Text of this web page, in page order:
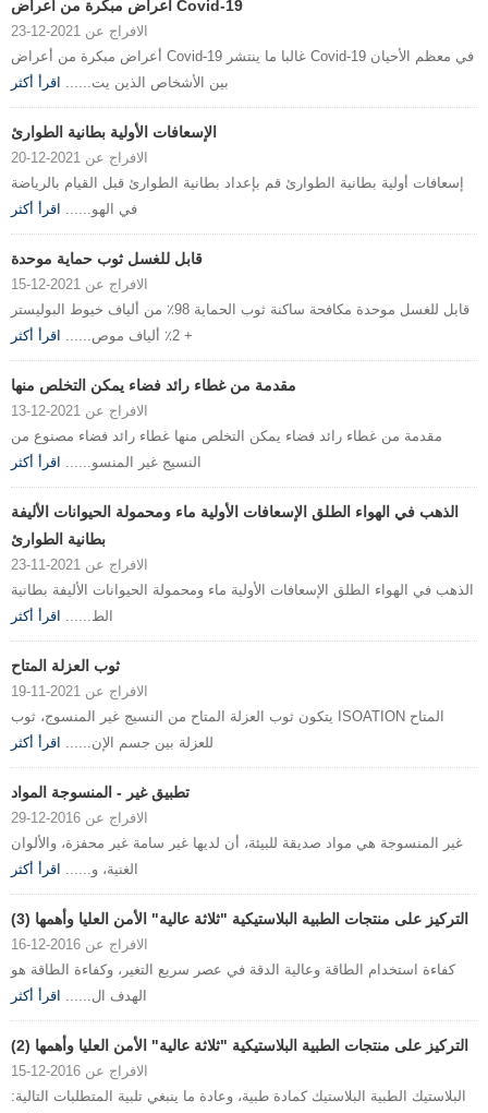
أعراض مبكرة من أعراض Covid-19
الافراج عن 2021-12-23
أعراض مبكرة من أعراض Covid-19 غالبا ما ينتشر Covid-19 في معظم الأحيان
بين الأشخاص الذين يت...... اقرأ أكثر
الإسعافات الأولية بطانية الطوارئ
الافراج عن 2021-12-20
إسعافات أولية بطانية الطوارئ قم بإعداد بطانية الطوارئ قبل القيام بالرياضة
في الهو...... اقرأ أكثر
قابل للغسل ثوب حماية موحدة
الافراج عن 2021-12-15
قابل للغسل موحدة مكافحة ساكنة ثوب الحماية 98٪ من ألياف خيوط البوليستر
+ 2٪ ألياف موص......
اقرأ أكثر
مقدمة من غطاء رائد فضاء يمكن التخلص منها
الافراج عن 2021-12-13
مقدمة من غطاء رائد فضاء يمكن التخلص منها غطاء رائد فضاء مصنوع من
النسيج غير المنسو...... اقرأ أكثر
الذهب في الهواء الطلق الإسعافات الأولية ماء ومحمولة الحيوانات الأليفة
بطانية الطوارئ
الافراج عن 2021-11-23
الذهب في الهواء الطلق الإسعافات الأولية ماء ومحمولة الحيوانات الأليفة بطانية
الط...... اقرأ أكثر
ثوب العزلة المتاح
الافراج عن 2021-11-19
يتكون ثوب العزلة المتاح من النسيج غير المنسوج، ثوب ISOATION المتاح
للعزلة بين جسم الإن...... اقرأ أكثر
تطبيق غير - المنسوجة المواد
الافراج عن 2016-12-29
غير المنسوجة هي مواد صديقة للبيئة، أن لديها غير سامة غير محفزة، والألوان
الغنية، و...... اقرأ أكثر
التركيز على منتجات الطبية البلاستيكية "ثلاثة عالية" الأمن العليا وأهمها (3)
الافراج عن 2016-12-16
كفاءة استخدام الطاقة وعالية الدقة في عصر سريع التغير، وكفاءة الطاقة هو
الهدف ال...... اقرأ أكثر
التركيز على منتجات الطبية البلاستيكية "ثلاثة عالية" الأمن العليا وأهمها (2)
الافراج عن 2016-12-15
البلاستيك الطبية البلاستيك كمادة طبية، وعادة ما ينبغي تلبية المتطلبات التالية: